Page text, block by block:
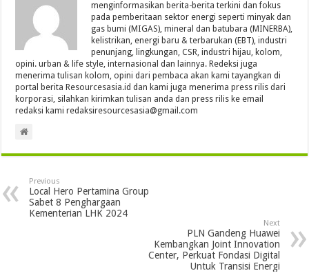
menginformasikan berita-berita terkini dan fokus
pada pemberitaan sektor energi seperti minyak dan
gas bumi (MIGAS), mineral dan batubara (MINERBA),
kelistrikan, energi baru & terbarukan (EBT), industri
penunjang, lingkungan, CSR, industri hijau, kolom,
opini. urban & life style, internasional dan lainnya. Redeksi juga
menerima tulisan kolom, opini dari pembaca akan kami tayangkan di
portal berita Resourcesasia.id dan kami juga menerima press rilis dari
korporasi, silahkan kirimkan tulisan anda dan press rilis ke email
redaksi kami redaksiresourcesasia@gmail.com
Previous
Local Hero Pertamina Group
Sabet 8 Penghargaan
Kementerian LHK 2024
Next
PLN Gandeng Huawei
Kembangkan Joint Innovation
Center, Perkuat Fondasi Digital
Untuk Transisi Energi